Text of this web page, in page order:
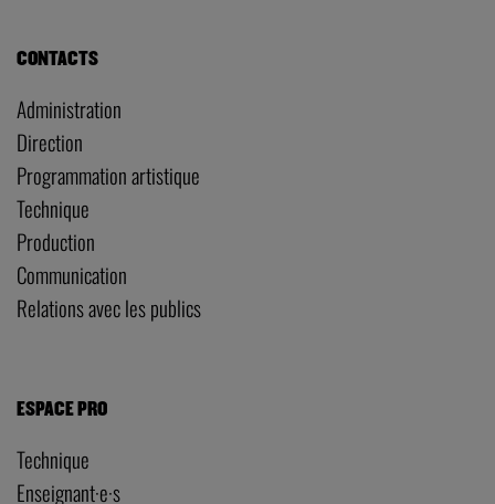
CONTACTS
Administration
Direction
Programmation artistique
Technique
Production
Communication
Relations avec les publics
ESPACE PRO
Technique
Enseignant·e·s